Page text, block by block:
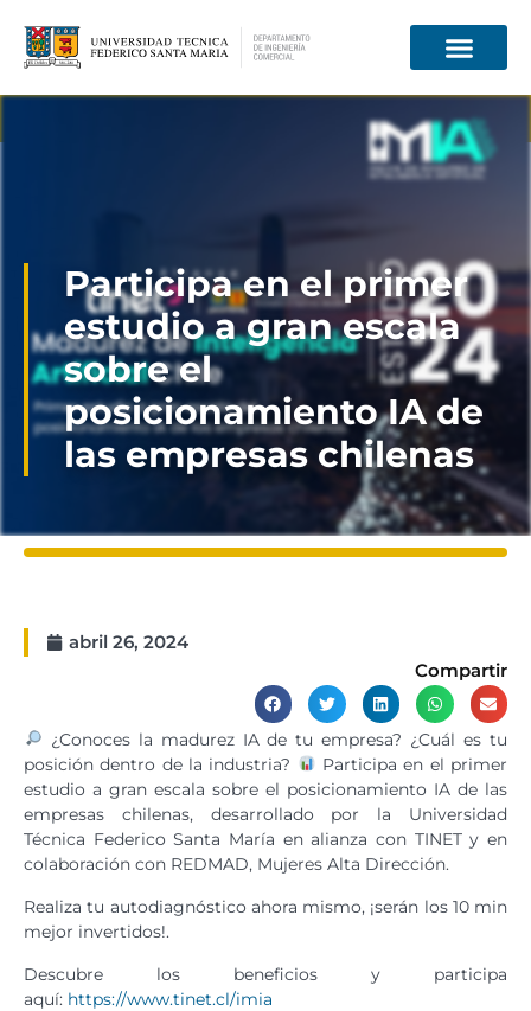
Participa en el primer
estudio a gran escala
sobre el
posicionamiento IA de
las empresas chilenas
abril 26, 2024
Compartir
¿Conoces la madurez IA de tu empresa? ¿Cuál es tu
posición dentro de la industria?
Participa en el primer
estudio a gran escala sobre el posicionamiento IA de las
empresas chilenas, desarrollado por la Universidad
Técnica Federico Santa María en alianza con TINET y en
colaboración con REDMAD, Mujeres Alta Dirección.
Realiza tu autodiagnóstico ahora mismo, ¡serán los 10 min
mejor invertidos!.
Descubre los beneficios y participa
aquí: https://www.tinet.cl/imia